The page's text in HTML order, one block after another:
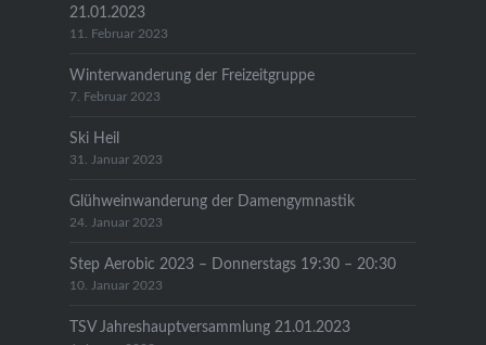
21.01.2023
11. Februar 2023
Winterwanderung der Freizeitgruppe
7. Februar 2023
Ski Heil
31. Januar 2023
Glühweinwanderung der Damengymnastik
24. Januar 2023
Step Aerobic 2023 – Donnerstags 19:30 – 20:30
10. Januar 2023
TSV Jahreshauptversammlung 21.01.2023